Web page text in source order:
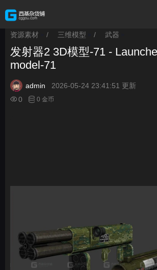
资源素材 / 三维模型 / 武器
发射器2 3D模型-71 -
model-71
admin
2026-05-24 23:41:51 更新
0
0 金币